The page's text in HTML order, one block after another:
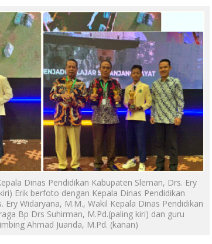
Dinas Pendidikan Kabupaten Sleman, Drs. Ery
Erik berfoto dengan Kepala Dinas Pendidikan
Ery Widaryana, M.M., Wakil Kepala Dinas Pendidikan
Bp Drs Suhirman, M.Pd.(paling kiri) dan guru
Ahmad Juanda, M.Pd. (kanan)